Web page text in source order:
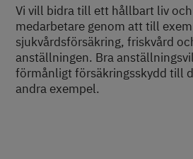
Vi vill bidra till ett hållbart liv
medarbetare genom att till
sjukvårdsförsäkring, friskvård
anställningen. Bra
förmånligt försäkringsskydd till
andra exempel.